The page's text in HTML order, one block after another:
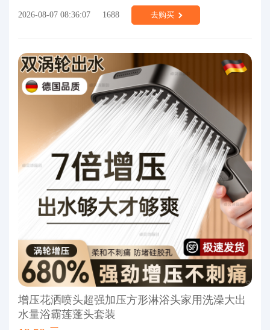
2026-08-07 08:36:07 1688 去购买
增压花洒喷头超强加压方形淋浴头家用洗澡大出
水量浴霸莲蓬头套装